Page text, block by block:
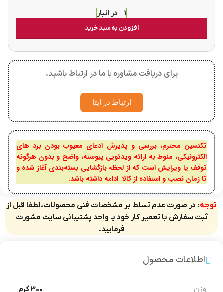
1 در انبار
افزودن به سبد خرید
برای دریافت مشاوره با ما در ارتباط باشید.
ارتباط در ایتا
تکنسین محترم، بررسی و پذیرش ادعای معیوب بودن برد های
الکترونیکی، منوط به ارائه ویدئویی پیوسته، واضح و بدون هرگونه
توقف یا ویرایش است که از لحظه بازگشایی بسته‌بندی آغاز شده و
تا زمان نصب و استفاده از کالا ادامه داشته باشد.
توجه: در صورت عدم تسلط بر مشخصات فنی محصولات،لطفا قبل از
ثبت سفارش با تعمیر کار خود یا واحد پشتیبانی سایت مشورت
فرمایید.
اطلاعات محصول
وزن 300 گرم